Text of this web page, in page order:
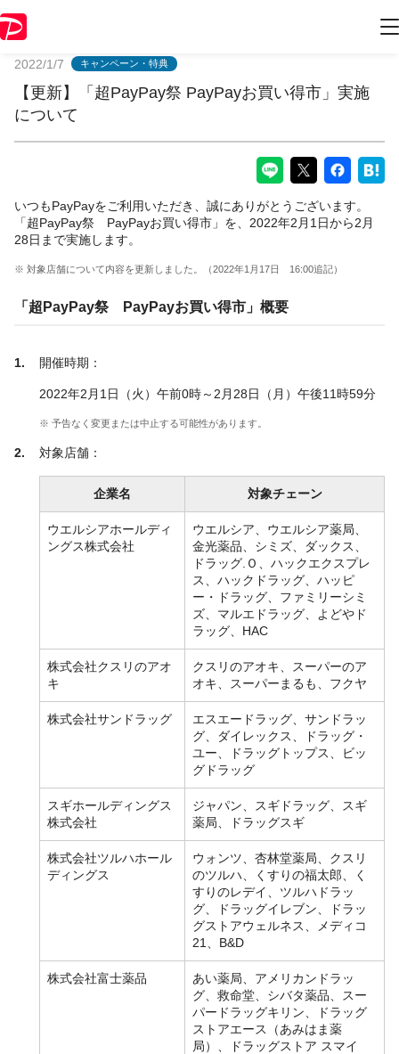
2022/1/7 キャンペーン・特典
【更新】「超PayPay祭 PayPayお買い得市」実施
について
いつもPayPayをご利用いただき、誠にありがとうございます。
「超PayPay祭 PayPayお買い得市」を、2022年2月1日から2月
28日まで実施します。
※ 対象店舗について内容を更新しました。（2022年1月17日 16:00追記）
「超PayPay祭 PayPayお買い得市」概要
開催時期：
2022年2月1日（火）午前0時～2月28日（月）午後11時59分
※ 予告なく変更または中止する可能性があります。
対象店舗：
企業名 対象チェーン
ウエルシアホールディ
ングス株式会社
ウエルシア、ウエルシア薬局、
金光薬品、シミズ、ダックス、
ドラッグ.Ｏ、ハックエクスプレ
ス、ハックドラッグ、ハッピ
ー・ドラッグ、ファミリーシミ
ズ、マルエドラッグ、よどやド
ラッグ、HAC
株式会社クスリのアオ
キ
クスリのアオキ、スーパーのア
オキ、スーパーまるも、フクヤ
株式会社サンドラッグ
エスエードラッグ、サンドラッ
グ、ダイレックス、ドラッグ・
ユー、ドラッグトップス、ビッ
グドラッグ
スギホールディングス
株式会社
ジャパン、スギドラッグ、スギ
薬局、ドラッグスギ
株式会社ツルハホール
ディングス
ウォンツ、杏林堂薬局、クスリ
のツルハ、くすりの福太郎、く
すりのレデイ、ツルハドラッ
グ、ドラッグイレブン、ドラッ
グストアウェルネス、メディコ
21、B&D
株式会社富士薬品
あい薬局、アメリカンドラッ
グ、救命堂、シバタ薬品、スー
パードラッグキリン、ドラッグ
ストアエース（あみはま薬
局）、ドラッグストア スマイ